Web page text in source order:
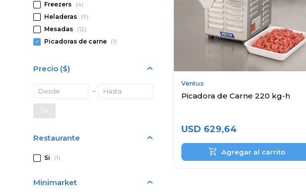
Ventus
Picadora de Carne 220 kg-h
USD 629,64
Freezers (4)
Heladeras (9)
Mesadas (12)
Picadoras de carne (1)
Precio ($)
OK
Restaurante
Si (1)
Minimarket